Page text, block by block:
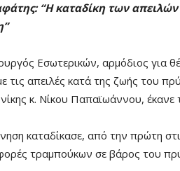
“Η καταδίκη των
Εσωτερικών, αρμόδιος για
τις απειλές κατά της ζωής του
κ. Νίκου Παπαϊωάννου, έκανε
καταδίκασε, από την πρώτη
τραμπούκων σε βάρος του